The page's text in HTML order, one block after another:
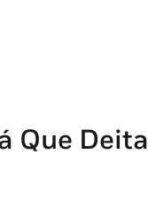
Que Deita